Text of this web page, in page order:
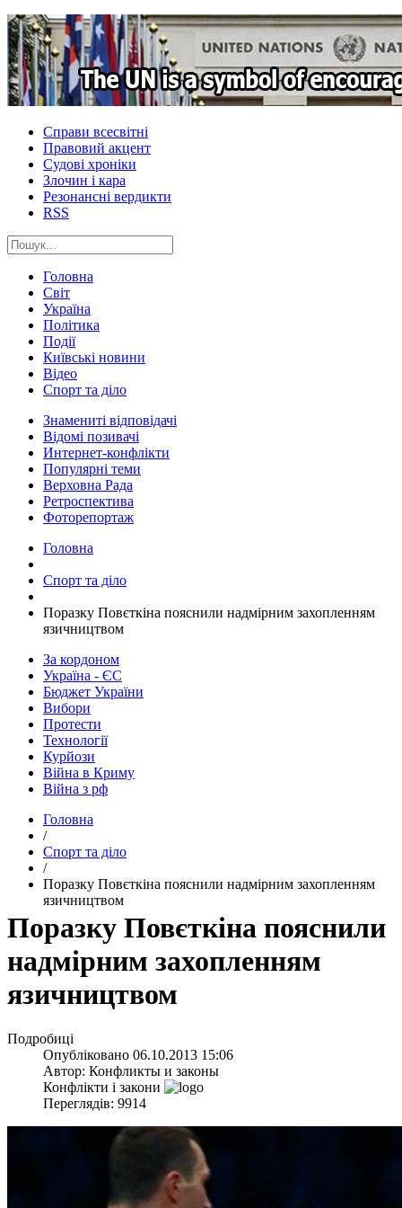
Справи всесвітні
Правовий акцент
Судові хроніки
Злочин і кара
Резонансні вердикти
RSS
Головна
Світ
Україна
Політика
Події
Київські новини
Відео
Спорт та діло
Знамениті відповідачі
Відомі позивачі
Интернет-конфлікти
Популярні теми
Верховна Рада
Ретроспектива
Фоторепортаж
Головна
Спорт та діло
Поразку Повєткіна пояснили надмірним захопленням
язичництвом
За кордоном
Україна - ЄС
Бюджет України
Вибори
Протести
Технології
Курйози
Війна в Криму
Війна з рф
Головна
/
Спорт та діло
/
Поразку Повєткіна пояснили надмірним захопленням
язичництвом
Поразку Повєткіна пояснили
надмірним захопленням
язичництвом
Подробиці
Опубліковано 06.10.2013 15:06
Автор: Конфликты и законы
Конфлікти і закони
Переглядів: 9914